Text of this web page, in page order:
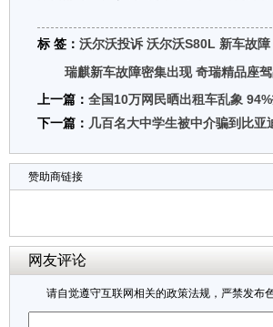
标 签： 沃尔沃投诉 沃尔沃S80L 新车故障
瑞麒新车故障密集出现 奇瑞精品座
上一篇： 全国10万网民晒出租车乱象
下一篇： 几百名大中学生被中介骗到比亚
赞助商链接
网友评论
请自觉遵守互联网相关的政策法规，严禁发布